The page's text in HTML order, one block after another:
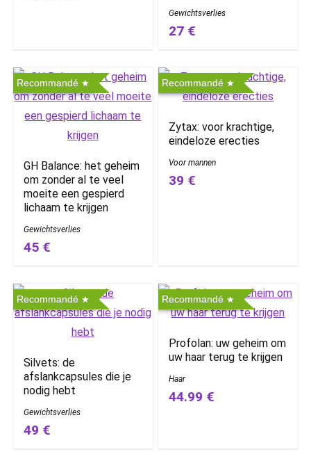
Gewichtsverlies
27 €
Recommandé
GH Balance: het geheim
om zonder al te veel
moeite een gespierd
lichaam te krijgen
Gewichtsverlies
45 €
Recommandé
Zytax: voor krachtige,
eindeloze erecties
Voor mannen
39 €
Recommandé
Silvets: de
afslankcapsules die je
nodig hebt
Gewichtsverlies
49 €
Recommandé
Profolan: uw geheim om
uw haar terug te krijgen
Haar
44.99 €